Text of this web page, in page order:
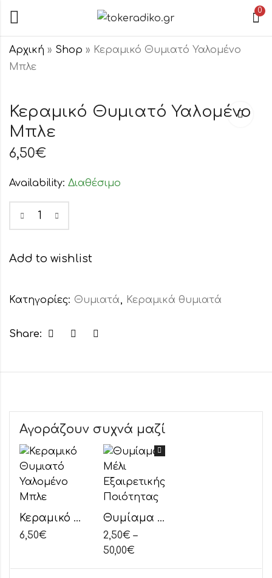
0
Αρχική » Shop » Κεραμικό Θυμιατό Υαλομένο
Μπλε
Κιβωτός
Υαλομένο
Θυμιατό
Υαλομένο Καφέ
Κεραμικό Θυμιατό Υαλομένο
Μπλε
6,50€
Availability: Διαθέσιμο
Add to wishlist
Κατηγορίες: Θυμιατά, Κεραμικά θυμιατά
Share:
Αγοράζουν συχνά μαζί
Κεραμικό Θυμιατό Υαλομένο Μπλε
6,50€
Θυμίαμα Μέλι Εξαιρετικής Ποιότητας
2,50€ –
50,00€